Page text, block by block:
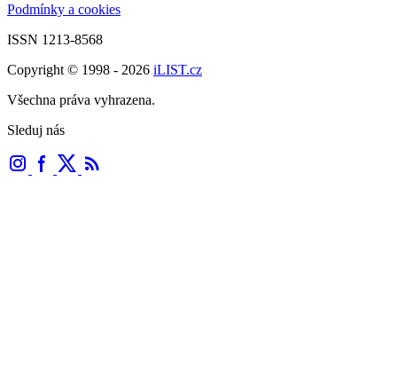
Podmínky a cookies
ISSN 1213-8568
Copyright © 1998 - 2026 iLIST.cz
Všechna práva vyhrazena.
Sleduj nás